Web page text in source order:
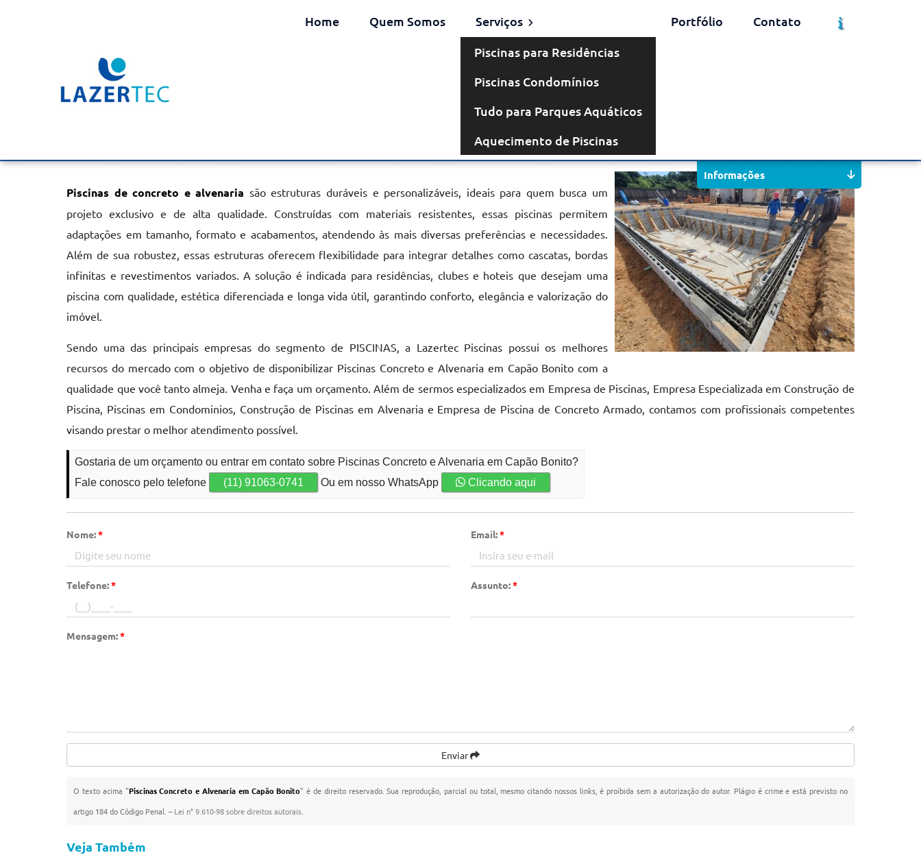
Home Quem Somos
Serviços
Piscinas para Residências
Piscinas Condomínios
Tudo para Parques Aquáticos
Aquecimento de Piscinas
Portfólio Contato
Piscinas Concreto e Alvenaria em
Solicite um Orçamento
Piscinas de concreto e alvenaria são estruturas duráveis e personalizáveis, ideais para quem busca um
projeto exclusivo e de alta qualidade. Construídas com materiais resistentes, essas piscinas permitem
adaptações em tamanho, formato e acabamentos, atendendo às mais diversas preferências e necessidades.
Além de sua robustez, essas estruturas oferecem flexibilidade para integrar detalhes como cascatas, bordas
infinitas e revestimentos variados. A solução é indicada para residências, clubes e hoteis que desejam uma
piscina com qualidade, estética diferenciada e longa vida útil, garantindo conforto, elegância e valorização do
imóvel.
Sendo uma das principais empresas do segmento de PISCINAS, a Lazertec Piscinas possui os melhores
recursos do mercado com o objetivo de disponibilizar Piscinas Concreto e Alvenaria em Capão Bonito com a
qualidade que você tanto almeja. Venha e faça um orçamento. Além de sermos especializados em Empresa de Piscinas, Empresa Especializada em Construção de
Piscina, Piscinas em Condominios, Construção de Piscinas em Alvenaria e Empresa de Piscina de Concreto Armado, contamos com profissionais competentes
visando prestar o melhor atendimento possível.
Gostaria de um orçamento ou entrar em contato sobre Piscinas Concreto e Alvenaria em Capão Bonito?
Fale conosco pelo telefone
(11) 91063-0741 Ou em nosso WhatsApp Clicando aqui
Nome:* Email:*
Telefone:* Assunto:*
Mensagem:*
Enviar
O texto acima "Piscinas Concreto e Alvenaria em Capão Bonito" é de direito reservado. Sua reprodução, parcial ou total, mesmo citando nossos links, é proibida sem a autorização do autor. Plágio é crime e está previsto no
artigo 184 do Código Penal. –Lei n° 9.610-98 sobre direitos autorais
Informações
Veja Também